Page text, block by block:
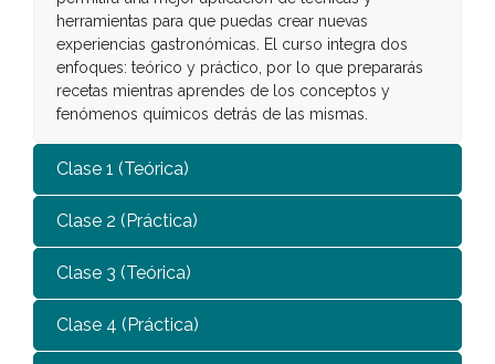
herramientas para que puedas crear nuevas
experiencias gastronómicas. El curso integra dos
enfoques: teórico y práctico, por lo que prepararás
recetas mientras aprendes de los conceptos y
fenómenos químicos detrás de las mismas.
Clase 1 (Teórica)
Clase 2 (Práctica)
Clase 3 (Teórica)
Clase 4 (Práctica)